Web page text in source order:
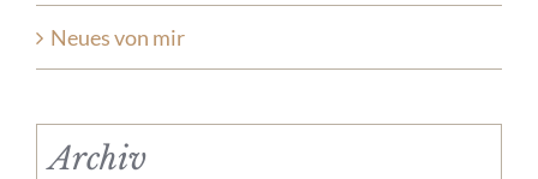
Neues von mir
Archiv